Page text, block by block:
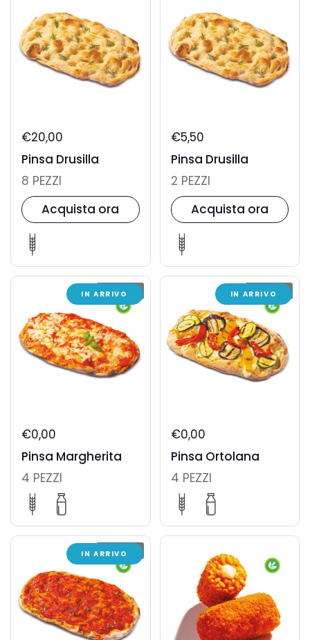
€20,00
Pinsa Drusilla
8 PEZZI
Acquista ora
€5,50
Pinsa Drusilla
2 PEZZI
Acquista ora
€0,00
Pinsa Margherita
4 PEZZI
ESAURITO
IN ARRIVO
€0,00
Pinsa Ortolana
4 PEZZI
ESAURITO
IN ARRIVO
ESAURITO
IN ARRIVO